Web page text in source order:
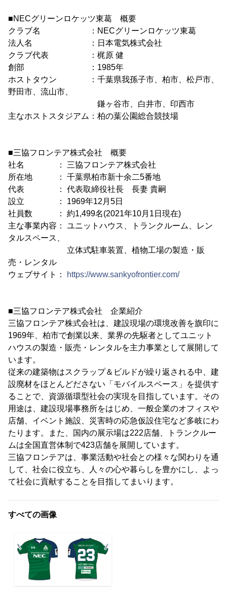
■NECグリーンロケッツ東葛 概要
クラブ名 ：NECグリーンロケッツ東葛
法人名 ：日本電気株式会社
クラブ代表 ：梶原 健
創部 ：1985年
ホストタウン ：千葉県我孫子市、柏市、松戸市、
野田市、流山市、
鎌ヶ谷市、白井市、印西市
主なホストスタジアム：柏の葉公園総合競技場
■三協フロンテア株式会社 概要
社名 ： 三協フロンテア株式会社
所在地 ： 千葉県柏市新十余二5番地
代表 ： 代表取締役社長 長妻 貴嗣
設立 ： 1969年12月5日
社員数 ： 約1,499名(2021年10月1日現在)
主な事業内容： ユニットハウス、トランクルーム、レン
タルスペース、
立体式駐車装置、植物工場の製造・販
売・レンタル
ウェブサイト：
https://www.sankyofrontier.com/
■三協フロンテア株式会社 企業紹介
三協フロンテア株式会社は、建設現場の環境改善を旗印に
1969年、柏市で創業以来、業界の先駆者としてユニット
ハウスの製造・販売・レンタルを主力事業として展開して
います。
従来の建築物はスクラップ＆ビルドが繰り返される中、建
設廃材をほとんどださない「モバイルスペース」を提供す
ることで、資源循環型社会の実現を目指しています。その
用途は、建設現場事務所をはじめ、一般企業のオフィスや
店舗、イベント施設、災害時の応急仮設住宅など多岐にわ
たります。また、国内の展示場は222店舗、トランクルー
ムは全国直営体制で423店舗を展開しています。
三協フロンテアは、事業活動や社会との様々な関わりを通
して、社会に役立ち、人々の心や暮らしを豊かにし、よっ
て社会に貢献することを目指してまいります。
すべての画像